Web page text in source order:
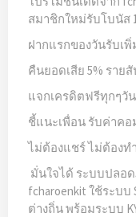
สมาชิกใหม่รับโบนัส
ฝากแรกของวันรับเพิ่
คืนยอดเสีย 5% ราย
แจกเครดิตฟรีทุกๆวัน
ชี้แนะเพื่อน รับค่าคอ
ไม่ต้องแชร์ ไม่ต้องท
มั่นใจได้ ระบบปลอ
fcharoenkit ใช้ระบบ
ต่างถิ่น พร้อมระบบ